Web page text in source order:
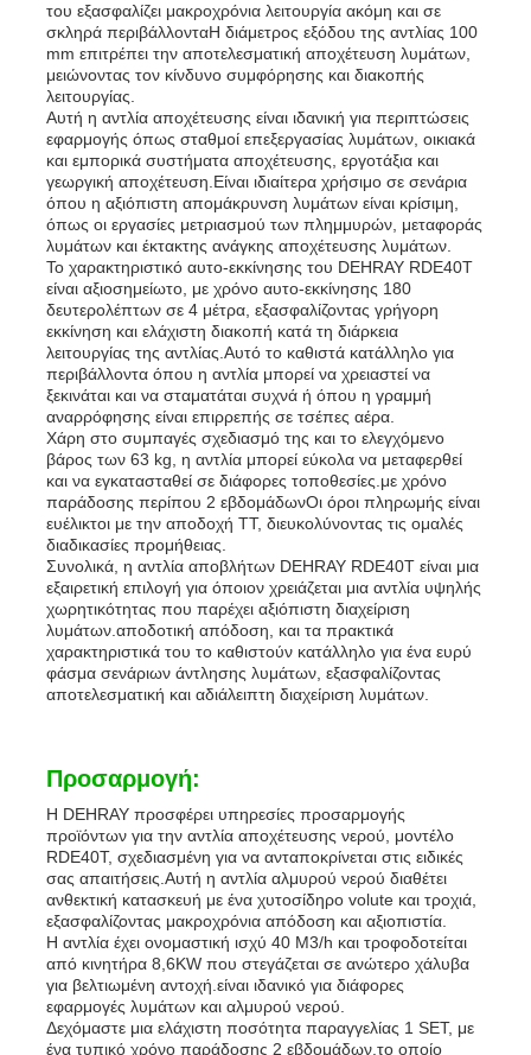
του εξασφαλίζει μακροχρόνια λειτουργία ακόμη και σε
σκληρά περιβάλλονταΗ διάμετρος εξόδου της αντλίας 100
mm επιτρέπει την αποτελεσματική αποχέτευση λυμάτων,
μειώνοντας τον κίνδυνο συμφόρησης και διακοπής
λειτουργίας.
Αυτή η αντλία αποχέτευσης είναι ιδανική για περιπτώσεις
εφαρμογής όπως σταθμοί επεξεργασίας λυμάτων, οικιακά
και εμπορικά συστήματα αποχέτευσης, εργοτάξια και
γεωργική αποχέτευση.Είναι ιδιαίτερα χρήσιμο σε σενάρια
όπου η αξιόπιστη απομάκρυνση λυμάτων είναι κρίσιμη,
όπως οι εργασίες μετριασμού των πλημμυρών, μεταφοράς
λυμάτων και έκτακτης ανάγκης αποχέτευσης λυμάτων.
Το χαρακτηριστικό αυτο-εκκίνησης του DEHRAY RDE40T
είναι αξιοσημείωτο, με χρόνο αυτο-εκκίνησης 180
δευτερολέπτων σε 4 μέτρα, εξασφαλίζοντας γρήγορη
εκκίνηση και ελάχιστη διακοπή κατά τη διάρκεια
λειτουργίας της αντλίας.Αυτό το καθιστά κατάλληλο για
περιβάλλοντα όπου η αντλία μπορεί να χρειαστεί να
ξεκινάται και να σταματάται συχνά ή όπου η γραμμή
αναρρόφησης είναι επιρρεπής σε τσέπες αέρα.
Χάρη στο συμπαγές σχεδιασμό της και το ελεγχόμενο
βάρος των 63 kg, η αντλία μπορεί εύκολα να μεταφερθεί
και να εγκατασταθεί σε διάφορες τοποθεσίες.με χρόνο
παράδοσης περίπου 2 εβδομάδωνΟι όροι πληρωμής είναι
ευέλικτοι με την αποδοχή TT, διευκολύνοντας τις ομαλές
διαδικασίες προμήθειας.
Συνολικά, η αντλία αποβλήτων DEHRAY RDE40T είναι μια
εξαιρετική επιλογή για όποιον χρειάζεται μια αντλία υψηλής
χωρητικότητας που παρέχει αξιόπιστη διαχείριση
λυμάτων.αποδοτική απόδοση, και τα πρακτικά
χαρακτηριστικά του το καθιστούν κατάλληλο για ένα ευρύ
φάσμα σενάριων άντλησης λυμάτων, εξασφαλίζοντας
αποτελεσματική και αδιάλειπτη διαχείριση λυμάτων.
Προσαρμογή:
Η DEHRAY προσφέρει υπηρεσίες προσαρμογής
προϊόντων για την αντλία αποχέτευσης νερού, μοντέλο
RDE40T, σχεδιασμένη για να ανταποκρίνεται στις ειδικές
σας απαιτήσεις.Αυτή η αντλία αλμυρού νερού διαθέτει
ανθεκτική κατασκευή με ένα χυτοσίδηρο volute και τροχιά,
εξασφαλίζοντας μακροχρόνια απόδοση και αξιοπιστία.
Η αντλία έχει ονομαστική ισχύ 40 M3/h και τροφοδοτείται
από κινητήρα 8,6KW που στεγάζεται σε ανώτερο χάλυβα
για βελτιωμένη αντοχή.είναι ιδανικό για διάφορες
εφαρμογές λυμάτων και αλμυρού νερού.
Δεχόμαστε μια ελάχιστη ποσότητα παραγγελίας 1 SET, με
ένα τυπικό χρόνο παράδοσης 2 εβδομάδων.το οποίο